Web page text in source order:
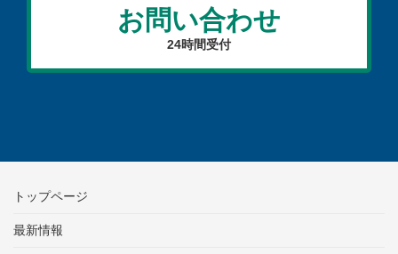
お問い合わせ
24時間受付
トップページ
最新情報